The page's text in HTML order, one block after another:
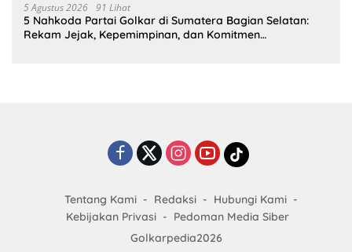
5 Agustus 2026 91 Lihat
5 Nahkoda Partai Golkar di Sumatera Bagian Selatan:
Rekam Jejak, Kepemimpinan, dan Komitmen
Tentang Kami Redaksi
Hubungi Kami
Kebijakan Privasi
Pedoman Media Siber
Golkarpedia2026